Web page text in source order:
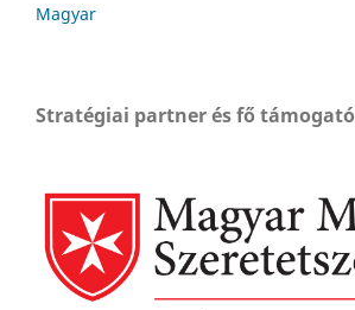
Magyar
Stratégiai partner és fő támogató